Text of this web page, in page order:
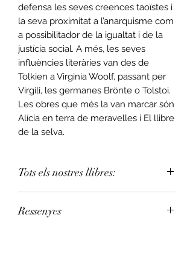
defensa les seves creences taoïstes i
la seva proximitat a l’anarquisme com
a possibilitador de la igualtat i de la
justícia social. A més, les seves
influències literàries van des de
Tolkien a Virginia Woolf, passant per
Virgili, les germanes Brönte o Tolstoi.
Les obres que més la van marcar són
Alícia en terra de meravelles i El llibre
de la selva.
Tots els nostres llibres:
confiança a la teva compra.
Ressenyes